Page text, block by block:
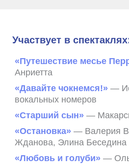
Участвует в
«Путешествие месье
Анриетта
«Давайте чокнемся!» —
вокальных номеров
«Старший сын» —
«Остановка» — Валерия
Жданова, Элина Беседина
«Любовь и голуби» —